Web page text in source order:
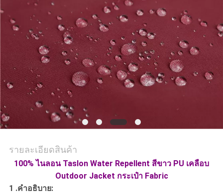
เว็บไซต์
PRIVACY
POLICY
รายละเอียดสินค้า
100% ไนลอน Taslon Water Repellent สีขาว PU เคลือบ
Outdoor Jacket กระเป๋า Fabric
1 .คำอธิบาย: